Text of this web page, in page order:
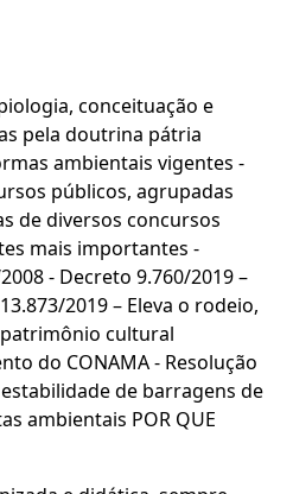
conceituação e
pela doutrina pátria
ambientais vigentes -
públicos, agrupadas
de diversos concursos
mais importantes -
- Decreto 9.760/2019 –
2019 – Eleva o rodeio,
cultural
do CONAMA - Resolução
de barragens de
ambientais POR QUE